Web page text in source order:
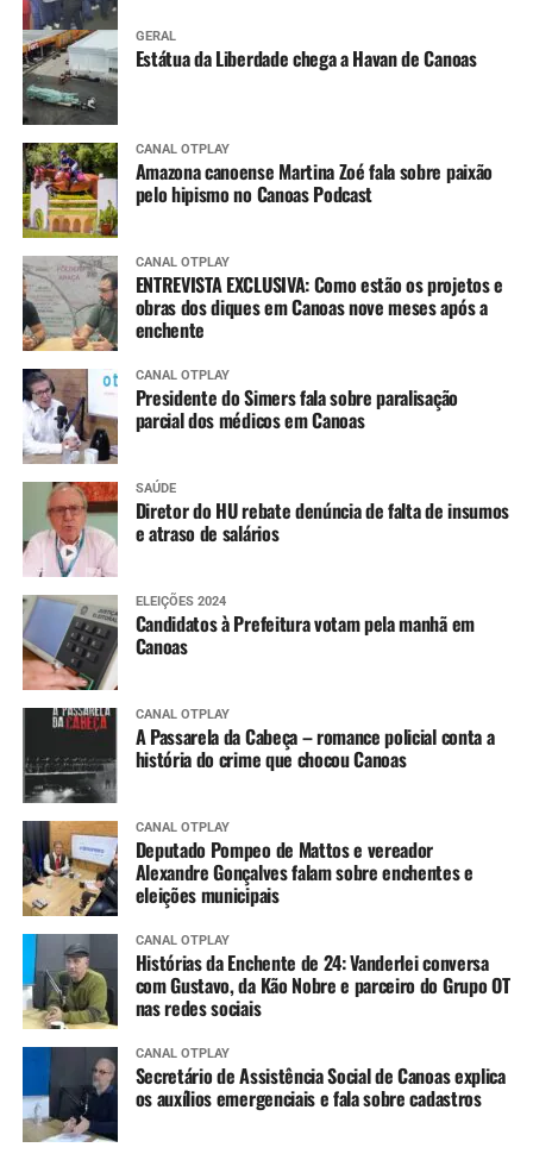
GERAL
Estátua da Liberdade chega a Havan de Canoas
CANAL OTPLAY
Amazona canoense Martina Zoé fala sobre paixão
pelo hipismo no Canoas Podcast
CANAL OTPLAY
ENTREVISTA EXCLUSIVA: Como estão os projetos e
obras dos diques em Canoas nove meses após a
enchente
CANAL OTPLAY
Presidente do Simers fala sobre paralisação
parcial dos médicos em Canoas
SAÚDE
Diretor do HU rebate denúncia de falta de insumos
e atraso de salários
ELEIÇÕES 2024
Candidatos à Prefeitura votam pela manhã em
Canoas
CANAL OTPLAY
A Passarela da Cabeça – romance policial conta a
história do crime que chocou Canoas
CANAL OTPLAY
Deputado Pompeo de Mattos e vereador
Alexandre Gonçalves falam sobre enchentes e
eleições municipais
CANAL OTPLAY
Histórias da Enchente de 24: Vanderlei conversa
com Gustavo, da Kão Nobre e parceiro do Grupo OT
nas redes sociais
CANAL OTPLAY
Secretário de Assistência Social de Canoas explica
os auxílios emergenciais e fala sobre cadastros